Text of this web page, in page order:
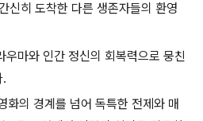
신히 도착한 다른 생존자들의 환영
마와 인간 정신의 회복력으로 뭉친
.
화의 경계를 넘어 독특한 전제와 매